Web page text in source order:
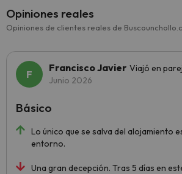
Opiniones reales
Opiniones de clientes reales de
Francisco Javier Viajó en
Junio 2026
Lo único que se salva del alojamiento
entorno.
Una gran decepción. Tras 5 días en
Básico